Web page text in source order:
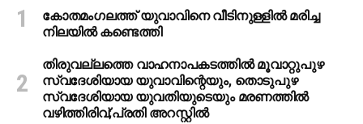
കോതമംഗലത്ത് യുവാവിനെ വീടിനുള്ളിൽ മരിച്ച
നിലയിൽ കണ്ടെത്തി
തിരുവല്ലത്തെ വാഹനാപകടത്തില്‍ മൂവാറ്റുപുഴ
സ്വദേശിയായ യുവാവിന്റെയും, തൊടുപുഴ
സ്വദേശിയായ യുവതിയുടെയും മരണത്തില്‍
വഴിത്തിരിവ്;പ്രതി അറസ്റ്റില്‍